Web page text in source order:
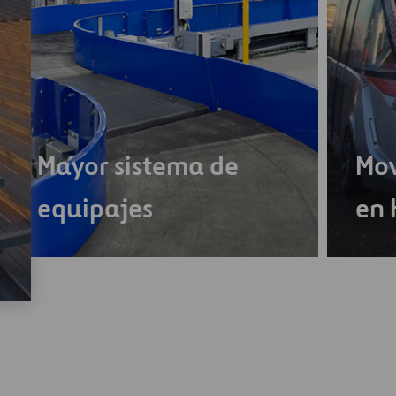
Mayor sistema de
equipajes
en